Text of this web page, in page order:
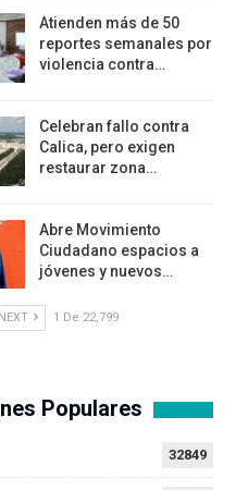
Atienden más de 50
reportes semanales por
violencia contra…
Celebran fallo contra
Calica, pero exigen
restaurar zona…
Abre Movimiento
Ciudadano espacios a
jóvenes y nuevos…
NEXT 1 De 22,799
Populares
32849